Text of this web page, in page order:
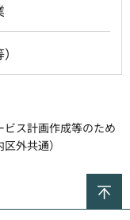
ビス計画作成等のため
外共通）